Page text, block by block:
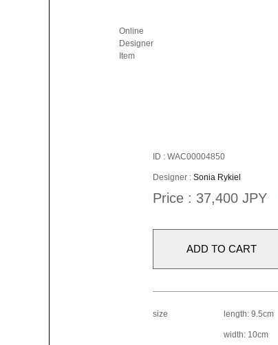
Online
Designer
Item
ID : WAC00004850
Designer : Sonia Rykiel
Price : 37,400 JPY
size length: 9.5cm
width: 10cm